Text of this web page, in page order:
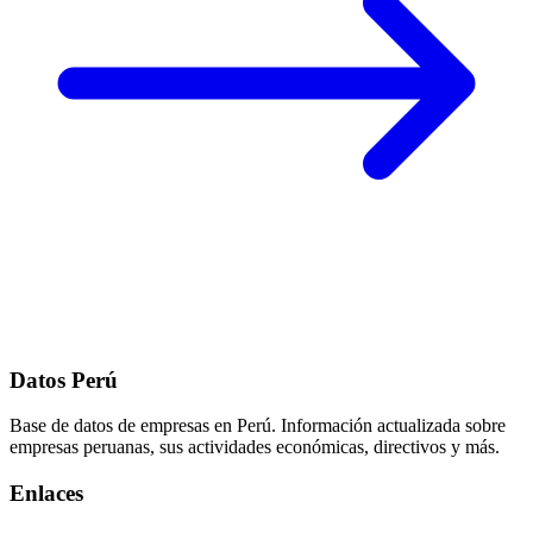
Datos Perú
Base de datos de empresas en Perú. Información actualizada sobre
empresas peruanas, sus actividades económicas, directivos y más.
Enlaces